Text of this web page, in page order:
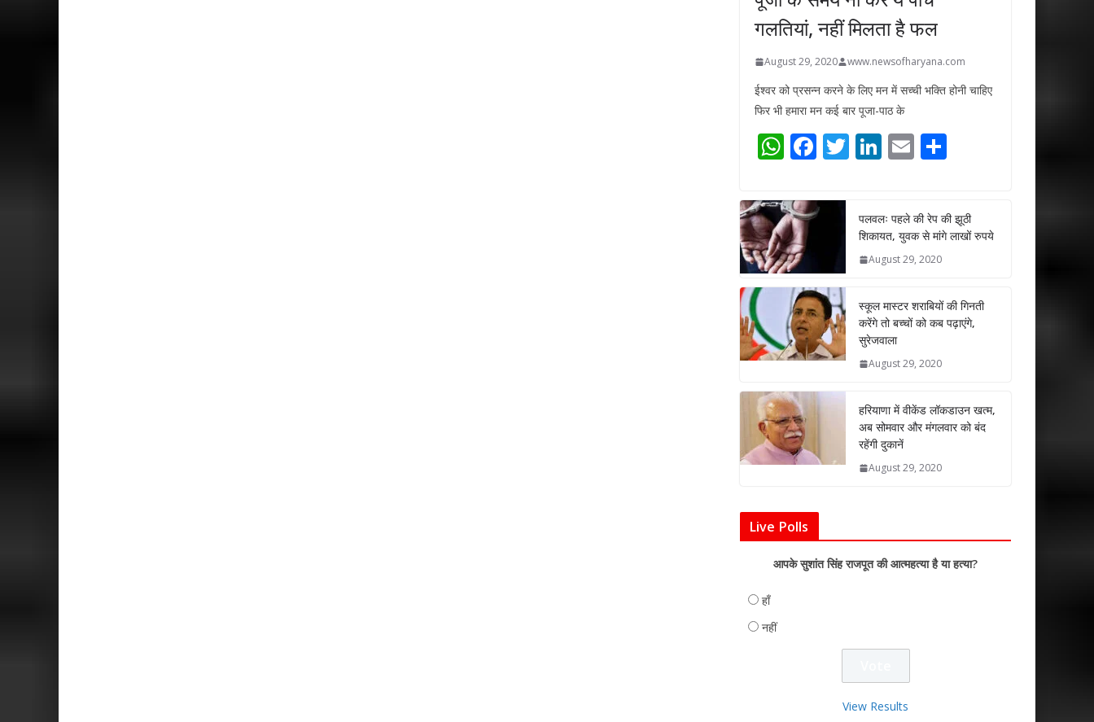
गलतियां, नहीं मिलता है फल
August 29, 2020 www.newsofharyana.com
ईश्वर को प्रसन्न करने के लिए मन में सच्ची भक्ति होनी चाहिए
फिर भी हमारा मन कई बार पूजा-पाठ के
W
at
s
A
p
p
F
e
b
o
k
T
er
Li
e
dI
n
E
l e
पलवलः पहले की रेप की झूठी
शिकायत, युवक से मांगे लाखों रुपये
August 29, 2020
स्कूल मास्टर शराबियों की गिनती
करेंगे तो बच्चों को कब पढ़ाएंगे,
सुरेजवाला
August 29, 2020
हरियाणा में वीकेंड लॉकडाउन खत्म,
अब सोमवार और मंगलवार को बंद
रहेंगी दुकानें
August 29, 2020
Live Polls
आपके सुशांत सिंह राजपूत की आत्महत्या है या हत्या?
हाँ
नहीं
View Results